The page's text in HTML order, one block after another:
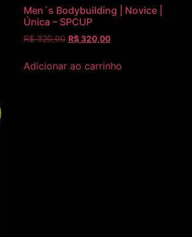
Men´s Bodybuilding | Novice |
Única – SPCUP
R$320,00 R$320,00
Adicionar ao carrinho